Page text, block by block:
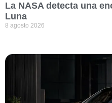
La NASA detecta una
Luna
8 agosto 2026